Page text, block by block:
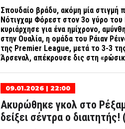
Σπουδαίο βράδυ, ακόμη μία στιγμή
Νότιγχαμ Φόρεστ στον 3ο γύρο του
κυριάρχησε για ένα ημίχρονο,
στην Ουαλία, η ομάδα του Ράιαν
της Premier League, μετά το 3-3
Άρσεναλ, απέκρουσε δις στη
09.01.2026 | 22:00
Ακυρώθηκε γκολ στο
δείξει σέντρα ο διαιτητής!